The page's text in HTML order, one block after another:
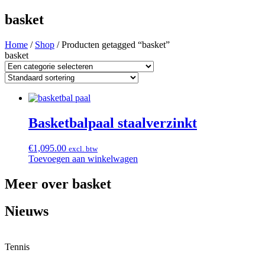
basket
Home / Shop / Producten getagged “basket”
basket
Basketbalpaal staalverzinkt
€1,095.00 excl. btw
Toevoegen aan winkelwagen
Meer over basket
Nieuws
Tennis